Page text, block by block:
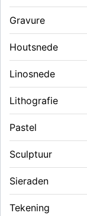
Gravure
Houtsnede
Linosnede
Lithografie
Pastel
Sculptuur
Sieraden
Tekening